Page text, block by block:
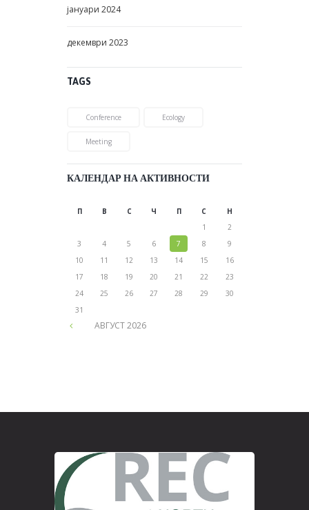
јануари 2024
декември 2023
TAGS
Conference Ecology
Meeting
КАЛЕНДАР НА АКТИВНОСТИ
П В С Ч П С Н
АВГУСТ2026
1
2
3
4 5 6 7 8
9
10
11 12 13 14 15
16
17
18 19 20 21 22
23
24
25 26 27 28 29
30
31